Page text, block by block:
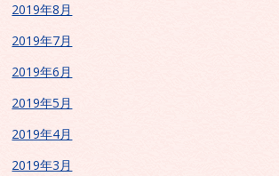
2019年8月
2019年7月
2019年6月
2019年5月
2019年4月
2019年3月